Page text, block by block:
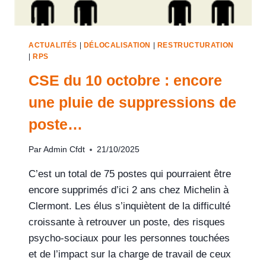
ACTUALITÉS | DÉLOCALISATION | RESTRUCTURATION
|RPS
CSE du 10 octobre : encore
une pluie de suppressions de
poste…
Par Admin Cfdt 21/10/2025
C’est un total de 75 postes qui pourraient être
encore supprimés d’ici 2 ans chez Michelin à
Clermont. Les élus s’inquiètent de la difficulté
croissante à retrouver un poste, des risques
psycho-sociaux pour les personnes touchées
et de l’impact sur la charge de travail de ceux